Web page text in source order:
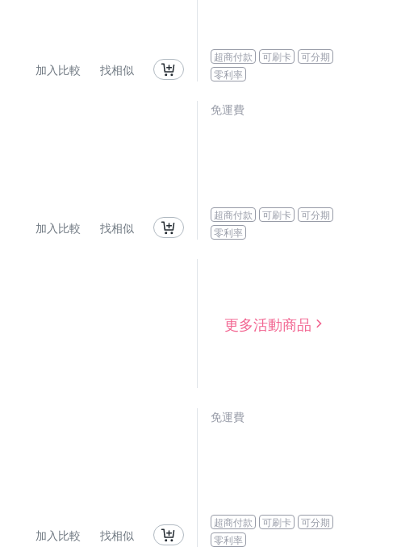
加入比較 找相似
超商付款 可刷卡
可分期
零利率
加入比較 找相似
免運費
超商付款 可刷卡
可分期
零利率
更多活動商品
加入比較 找相似
免運費
超商付款 可刷卡
可分期
零利率